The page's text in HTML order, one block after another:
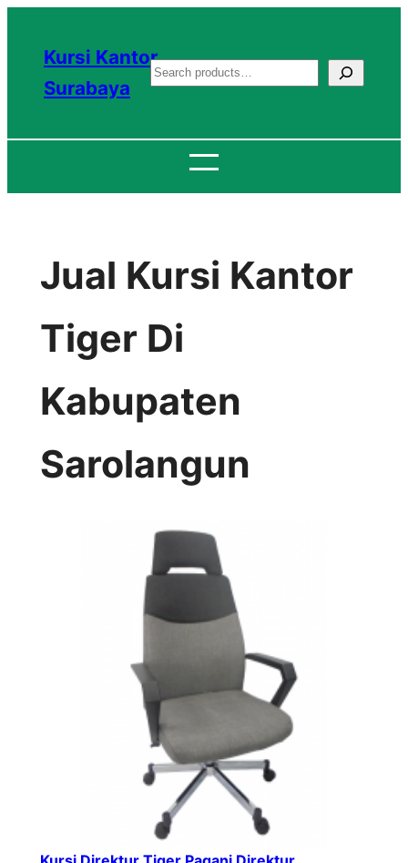
konten
Kursi Kantor
Surabaya
S
a
c
Jual Kursi Kantor
Tiger Di
Kabupaten
Sarolangun